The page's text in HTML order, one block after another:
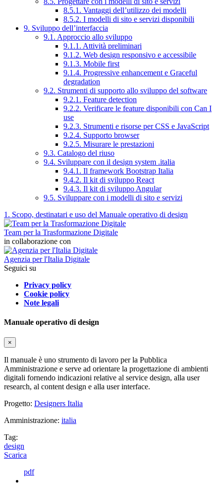
8.5.1. Vantaggi dell’utilizzo dei modelli
8.5.2. I modelli di sito e servizi disponibili
9. Sviluppo dell’interfaccia
9.1. Approccio allo sviluppo
9.1.1. Attività preliminari
9.1.2. Web design responsivo e accessibile
9.1.3. Mobile first
9.1.4. Progressive enhancement e Graceful
degradation
9.2. Strumenti di supporto allo sviluppo del software
9.2.1. Feature detection
9.2.2. Verificare le feature disponibili con Can I
use
9.2.3. Strumenti e risorse per CSS e JavaScript
9.2.4. Supporto browser
9.2.5. Misurare le prestazioni
9.3. Catalogo del riuso
9.4. Sviluppare con il design system .italia
9.4.1. Il framework Bootstrap Italia
9.4.2. Il kit di sviluppo React
9.4.3. Il kit di sviluppo Angular
9.5. Sviluppare con i modelli di sito e servizi
1. Scopo, destinatari e uso del Manuale operativo di design
Team per la Trasformazione Digitale
in collaborazione con
Agenzia per l'Italia Digitale
Seguici su
Privacy policy
Cookie policy
Note legali
Manuale operativo di design
×
Il manuale è uno strumento di lavoro per la Pubblica
Amministrazione e serve ad orientare la progettazione di ambienti
digitali fornendo indicazioni relative al service design, alla user
research, al content design e alla user interface.
Progetto: Designers Italia
Amministrazione: italia
Tag:
design
Scarica
pdf